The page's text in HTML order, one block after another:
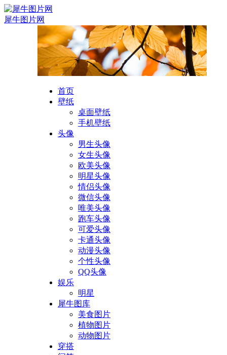
犀牛图片网
首页
壁纸
桌面壁纸
手机壁纸
头像
男生头像
女生头像
欧美头像
明星头像
情侣头像
微信头像
唯美头像
跑车头像
可爱头像
卡通头像
动漫头像
个性头像
QQ头像
娱乐
明星
犀牛图库
美食图片
植物图片
动物图片
穿搭